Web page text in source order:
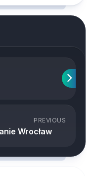
PREVIOUS
Wrocław